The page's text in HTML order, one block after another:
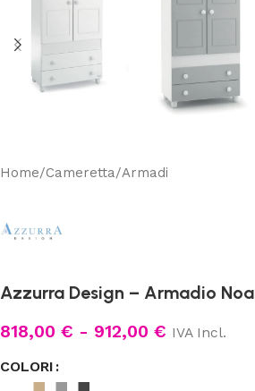
Home/Cameretta/Armadi
Azzurra Design – Armadio Noa
818,00 € - 912,00 € IVA Incl.
COLORI